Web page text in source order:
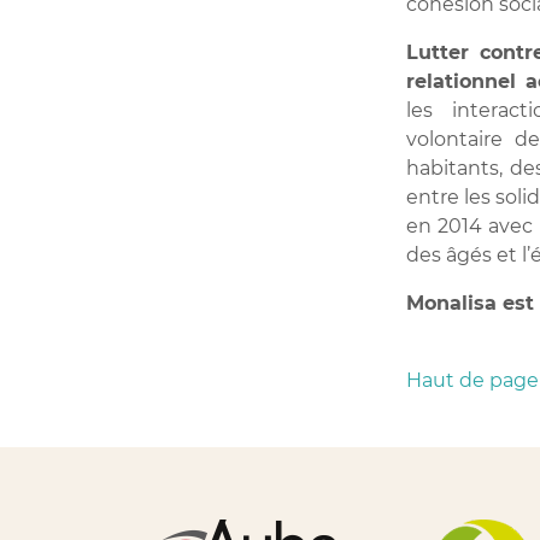
Lutter
relationnel
les
volontaire
habitants,
entre les
en 2014
des âgés et
Monalisa est
Haut de page